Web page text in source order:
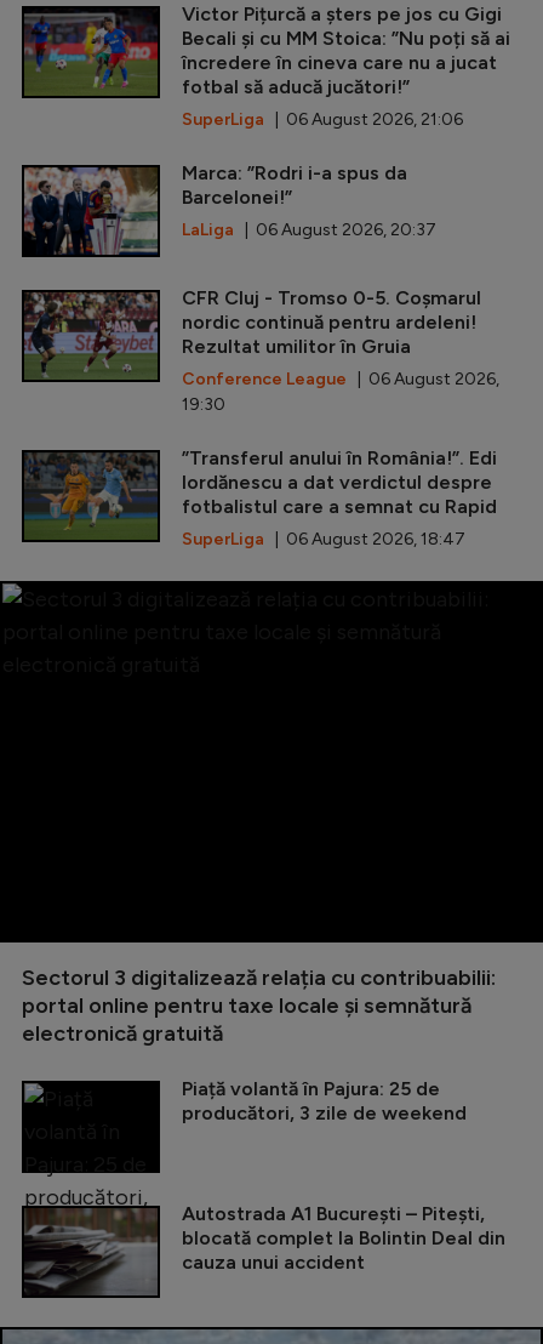
Victor Pițurcă a șters pe jos cu Gigi
Becali și cu MM Stoica: ”Nu poți să ai
încredere în cineva care nu a jucat
fotbal să aducă jucători!”
SuperLiga | 06 August 2026, 21:06
Marca: ”Rodri i-a spus da
Barcelonei!”
LaLiga | 06 August 2026, 20:37
CFR Cluj - Tromso 0-5. Coșmarul
nordic continuă pentru ardeleni!
Rezultat umilitor în Gruia
Conference League | 06 August 2026,
19:30
”Transferul anului în România!”. Edi
Iordănescu a dat verdictul despre
fotbalistul care a semnat cu Rapid
SuperLiga | 06 August 2026, 18:47
Sectorul 3 digitalizează relația cu contribuabilii:
portal online pentru taxe locale și semnătură
electronică gratuită
Piață volantă în Pajura: 25 de
producători, 3 zile de weekend
Autostrada A1 București – Pitești,
blocată complet la Bolintin Deal din
cauza unui accident